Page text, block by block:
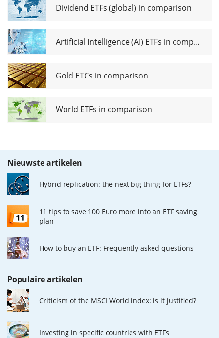
Dividend ETFs (global) in comparison
Artificial Intelligence (AI) ETFs in comparison
Gold ETCs in comparison
World ETFs in comparison
Nieuwste artikelen
Hybrid replication: the next big thing for ETFs?
11 tips to save 100 Euro more into an ETF saving
plan
How to buy an ETF: Frequently asked questions
Populaire artikelen
Criticism of the MSCI World index: is it justified?
Investing in specific countries with ETFs